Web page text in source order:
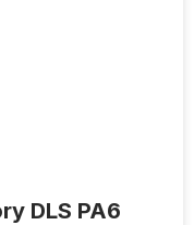
DLS PA6